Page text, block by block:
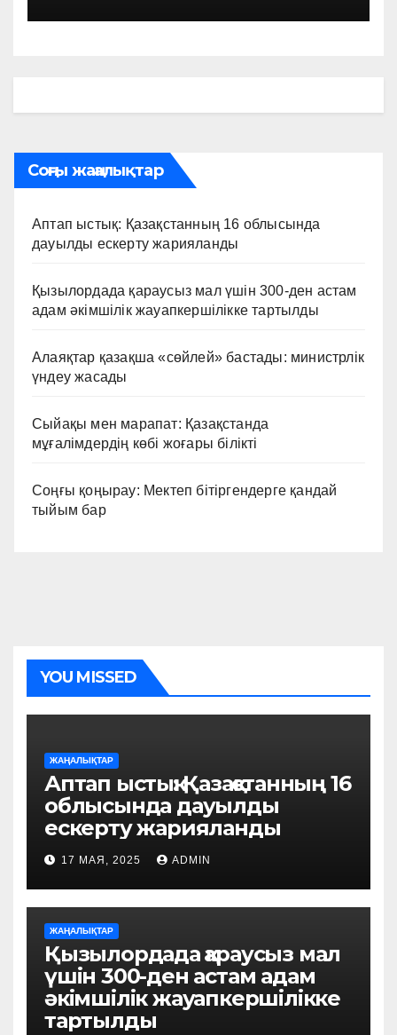
Соңғы жаңалықтар
Аптап ыстық: Қазақстанның 16 облысында
дауылды ескерту жарияланды
Қызылордада қараусыз мал үшін 300-ден астам
адам әкімшілік жауапкершілікке тартылды
Алаяқтар қазақша «сөйлей» бастады: министрлік
үндеу жасады
Сыйақы мен марапат: Қазақстанда
мұғалімдердің көбі жоғары білікті
Соңғы қоңырау: Мектеп бітіргендерге қандай
тыйым бар
YOU MISSED
ЖАҢАЛЫҚТАР
Аптап ыстық: Қазақстанның 16
облысында дауылды
ескерту жарияланды
17 МАЯ, 2025 ADMIN
ЖАҢАЛЫҚТАР
Қызылордада қараусыз мал
үшін 300-ден астам адам
әкімшілік жауапкершілікке
тартылды